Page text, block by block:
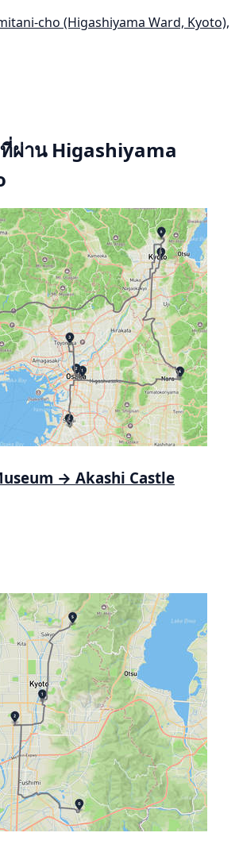
cho (Higashiyama Ward, Kyoto),
ผ่าน Higashiyama
→ Akashi Castle